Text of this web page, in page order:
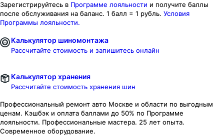
Зарегистрируйтесь в Программе лояльности и получите баллы
после обслуживания на баланс. 1 балл = 1 рубль. Условия
Программы лояльности.
Калькулятор шиномонтажа
Рассчитайте стоимость и запишитесь онлайн
Калькулятор хранения
Рассчитайте стоимость хранения шин
Профессиональный ремонт авто Москве и области по выгодным
ценам. Кэшбэк и оплата баллами до 50% по Программе
лояльности. Профессиональные мастера. 25 лет опыта.
Современное оборудование.